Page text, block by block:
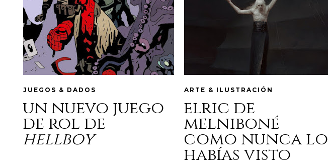
JUEGOS & DADOS
un nuevo juego
de rol de
hellboy
ARTE & ILUSTRACIÓN
elric de
melniboné
como nunca lo
habías visto